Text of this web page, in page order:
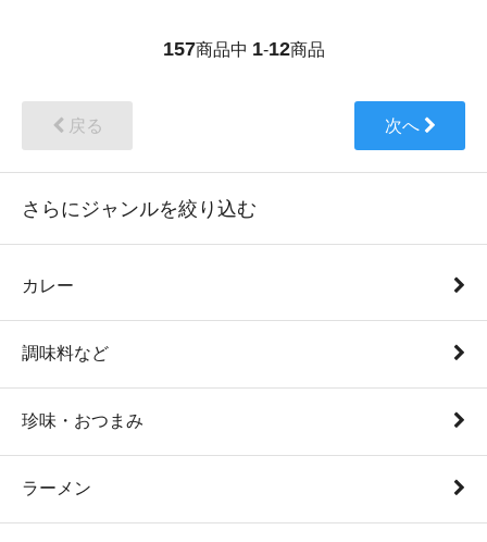
157商品中 1-12商品
戻る 次へ
さらにジャンルを絞り込む
カレー
調味料など
珍味・おつまみ
ラーメン